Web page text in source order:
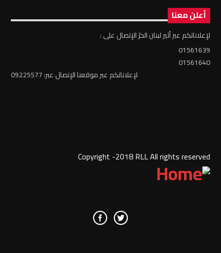
أعلن معنا
لإعلاناتكم عبر أثير لبنان الحرّ الإتصال على :
01561639
01561640
لإعلاناتكم عبر موقعنا الإتصال عبر: 09225577
Copyright -2018 RLL All rights reserved